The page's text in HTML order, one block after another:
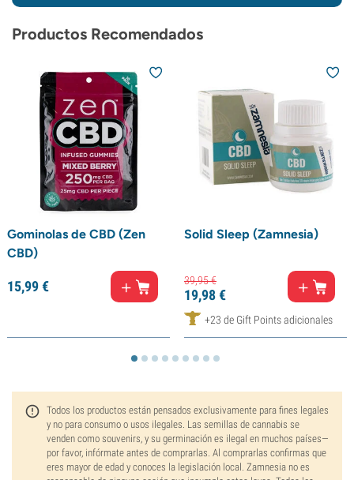
Productos Recomendados
Gominolas de CBD (Zen
CBD)
15,99€
Solid Sleep (Zamnesia)
39,95€
19,98€
+23 de Gift Points adicionales
Todos los productos están pensados exclusivamente para fines legales
y no para consumo o usos ilegales. Las semillas de cannabis se
venden como souvenirs, y su germinación es ilegal en muchos países—
por favor, infórmate antes de comprarlas. Al comprarlas confirmas que
eres mayor de edad y conoces la legislación local. Zamnesia no es